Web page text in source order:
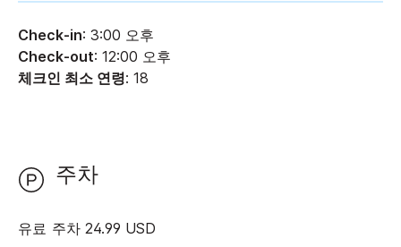
Check-in: 3:00 오후
Check-out: 12:00 오후
체크인 최소 연령: 18
주차
유료 주차 24.99 USD